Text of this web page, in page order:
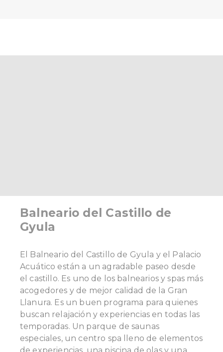
Balneario del Castillo de
Gyula
El Balneario del Castillo de Gyula y el Palacio
Acuático están a un agradable paseo desde
el castillo. Es uno de los balnearios y spas más
acogedores y de mejor calidad de la Gran
Llanura. Es un buen programa para quienes
buscan relajación y experiencias en todas las
temporadas. Un parque de saunas
especiales, un centro spa lleno de elementos